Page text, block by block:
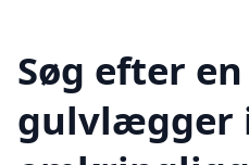
Søg efter
gulvlægger